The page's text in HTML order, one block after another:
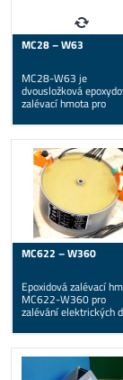
MC28 – W63
MC28-W63 je
dvousložková
zalévací hmota pro
zalévání traf,
filtrů, zapalovacích…
MC622 – W360
Epoxidová zalévací
MC622-W360 pro
zalévání elektrických
elektrických…